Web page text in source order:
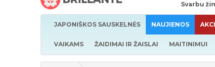
Svarbu
JAPONIŠKOS SAUSKELNĖS NAUJIENOS
VAIKAMS ŽAIDIMAI IR ŽAISLAI MAITINIMUI